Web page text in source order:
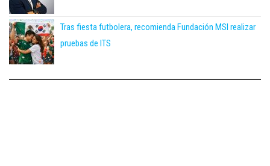
Tras fiesta futbolera, recomienda Fundación MSI realizar
pruebas de ITS